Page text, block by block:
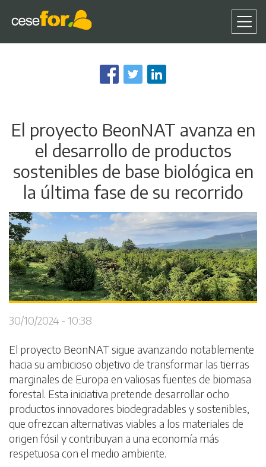
al
contenido
El proyecto BeonNAT avanza en
el desarrollo de productos
sostenibles de base biológica en
la última fase de su recorrido
30/10/2024 - 10:38
El proyecto BeonNAT sigue avanzando notablemente
hacia su ambicioso objetivo de transformar las tierras
marginales de Europa en valiosas fuentes de biomasa
forestal. Esta iniciativa pretende desarrollar ocho
productos innovadores biodegradables y sostenibles,
que ofrezcan alternativas viables a los materiales de
origen fósil y contribuyan a una economía más
respetuosa con el medio ambiente.